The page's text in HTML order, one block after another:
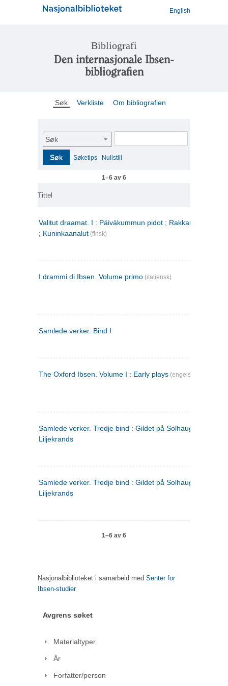
English
Bibliografi
Den internasjonale Ibsen-
bibliografien
Søk Verkliste Om bibliografien
Søk
Søk Søketips Nullstill
1–6 av 6
Tittel
Valitut draamat. I : Päiväkummun pidot ; Rakkauden
; Kuninkaanalut (finsk)
I drammi di Ibsen. Volume primo (italiensk)
Samlede verker. Bind I
The Oxford Ibsen. Volume I : Early plays (engelsk)
Samlede verker. Tredje bind : Gildet på Solhaug ; Olaf
Liljekrands
Samlede verker. Tredje bind : Gildet på Solhaug ; Olaf
Liljekrands
1–6 av 6
Nasjonalbiblioteket i samarbeid med Senter for
Ibsen-studier
Avgrens søket
Materialtyper
År
Forfatter/person